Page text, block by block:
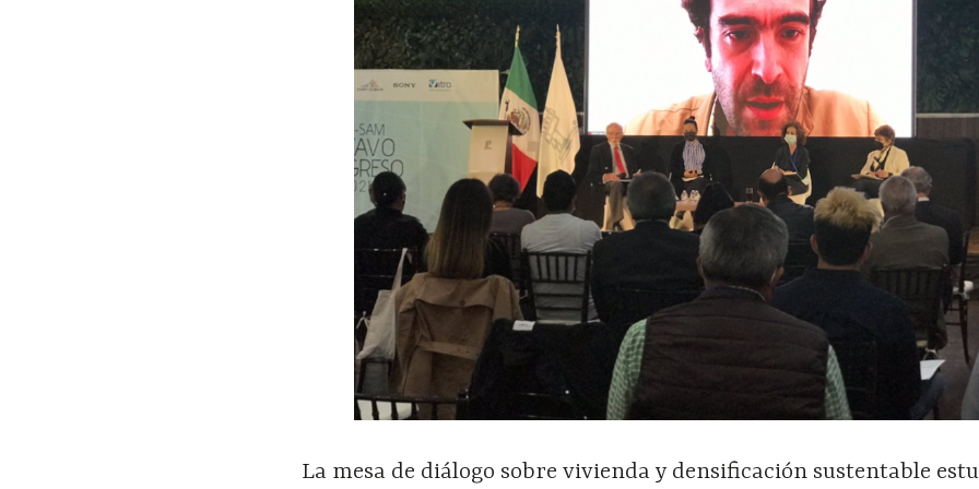
La mesa de diálogo sobre vivienda y densificación sustentable